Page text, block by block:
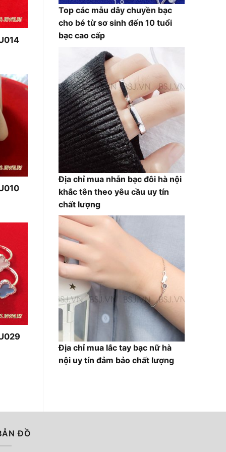
Top các mẫu dây chuyền bạc
cho bé từ sơ sinh đến 10 tuổi
bạc cao cấp
Địa chỉ mua nhẫn bạc đôi hà nội
khắc tên theo yêu cầu uy tín
chất lượng
Địa chỉ mua lắc tay bạc nữ hà
nội uy tín đảm bảo chất lượng
ĐỒ